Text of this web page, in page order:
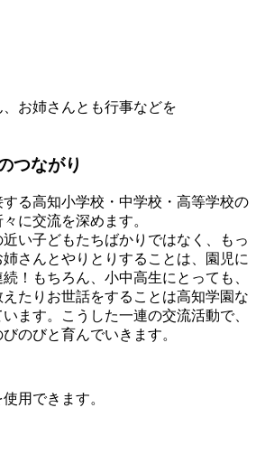
お姉さんとも行事などを
つながり
る高知小学校・中学校・高等学校の
に交流を深めます。
い子どもたちばかりではなく、もっ
さんとやりとりすることは、園児に
！もちろん、小中高生にとっても、
たりお世話をすることは高知学園な
ます。こうした一連の交流活動で、
のびと育んでいきます。
用できます。